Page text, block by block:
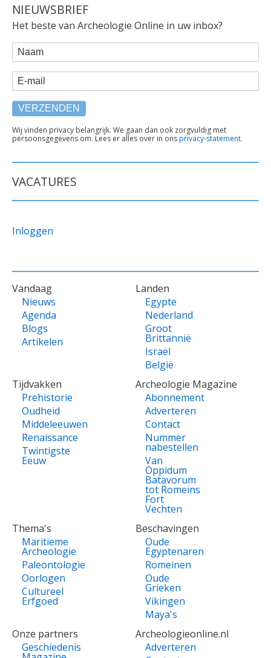
NIEUWSBRIEF
Het beste van Archeologie Online in uw inbox?
WEBFORM
Naam
E-mail
TEKST
ONDER
Wij vinden privacy belangrijk. We gaan dan ook zorgvuldig met
persoonsgegevens om. Lees er alles over in onsprivacy-statement.
VACATURES
Inloggen
VOET
Vandaag
Nieuws
Agenda
Blogs
Artikelen
Landen
Egypte
Nederland
Groot
Brittannië
Israël
België
Tijdvakken
Prehistorie
Oudheid
Middeleeuwen
Renaissance
Twintigste
Eeuw
Archeologie Magazine
Abonnement
Adverteren
Contact
Nummer
nabestellen
Van
Oppidum
Batavorum
tot Romeins
Fort
Vechten
Thema's
Maritieme
Archeologie
Paleontologie
Oorlogen
Cultureel
Erfgoed
Beschavingen
Oude
Egyptenaren
Romeinen
Oude
Grieken
Vikingen
Maya's
Onze partners
Geschiedenis
Archeologieonline.nl
Adverteren